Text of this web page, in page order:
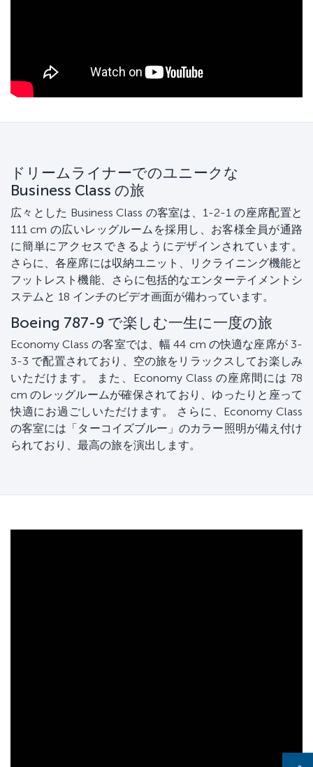
ドリームライナーでのユニークな
Business Class の旅
広々とした Business Class の客室は、1-2-1 の座席配置と
111 cm の広いレッグルームを採用し、お客様全員が通路
に簡単にアクセスできるようにデザインされています。
さらに、各座席には収納ユニット、リクライニング機能と
フットレスト機能、さらに包括的なエンターテイメントシ
ステムと 18 インチのビデオ画面が備わっています。
Boeing 787-9 で楽しむ一生に一度の旅
Economy Class の客室では、幅 44 cm の快適な座席が 3-
3-3 で配置されており、空の旅をリラックスしてお楽しみ
いただけます。 また、Economy Class の座席間には 78
cm のレッグルームが確保されており、ゆったりと座って
快適にお過ごしいただけます。 さらに、Economy Class
の客室には「ターコイズブルー」のカラー照明が備え付け
られており、最高の旅を演出します。